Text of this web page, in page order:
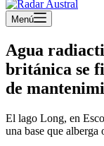
Menú
Agua
británica se
de
El lago Long, en
una base que alberga